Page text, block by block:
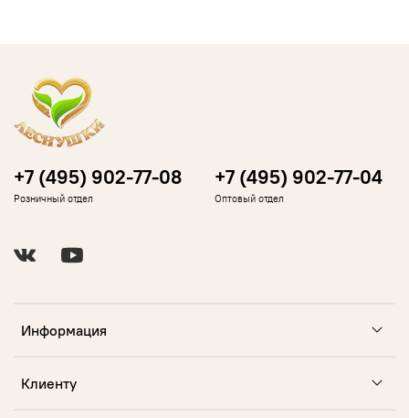
Информация
Клиенту
+7 (495) 902-77-08
Розничный отдел
+7 (495) 902-77-04
Оптовый отдел